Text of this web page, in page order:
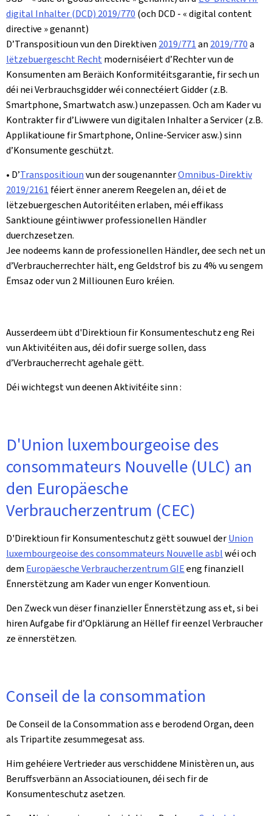
digital Inhalter (DCD) 2019/770 (och DCD - « digital content
directive » genannt)
D’Transpositioun vun den Direktiven 2019/771an 2019/770a
lëtzebuergescht Rechtmoderniséiert d’Rechter vun de
Konsumenten am Beräich Konformitéitsgarantie, fir sech un
déi nei Verbrauchsgidder wéi connectéiert Gidder (z.B.
Smartphone, Smartwatch asw.) unzepassen. Och am Kader vu
Kontrakter fir d’Liwwere vun digitalen Inhalter a Servicer (z.B.
Applikatioune fir Smartphone, Online-Servicer asw.) sinn
d’Konsumente geschützt.
• D’Transpositiounvun der sougenannterOmnibus-Direktiv
2019/2161 féiert ënner anerem Reegelen an, déi et de
lëtzebuergeschen Autoritéiten erlaben, méi effikass
Sanktioune géintiwwer professionellen Händler
duerchzesetzen.
Jee nodeems kann de professionellen Händler, dee sech net un
d’Verbraucherrechter hält, eng Geldstrof bis zu 4% vu sengem
Ëmsaz oder vun 2 Milliounen Euro kréien.
Ausserdeem übt d'Direktioun fir Konsumenteschutz eng Rei
vun Aktivitéiten aus, déi dofir suerge sollen, dass
d’Verbraucherrecht agehale gëtt.
Déi wichtegst vun deenen Aktivitéite sinn :
D'Union luxembourgeoise des
consommateurs Nouvelle (ULC) an
den Europäesche
Verbraucherzentrum (CEC)
D'Direktioun fir Konsumenteschutz gëtt souwuel derUnion
luxembourgeoise des consommateurs Nouvelle asblwéi och
dem Europäesche Verbraucherzentrum GIEeng finanziell
Ënnerstëtzung am Kader vun enger Konventioun.
Den Zweck vun dëser finanzieller Ënnerstëtzung ass et, si bei
hiren Aufgabe fir d’Opklärung an Hëllef fir eenzel Verbraucher
ze ënnerstëtzen.
Conseil de la consommation
De Conseil de la Consommation ass e berodend Organ, deen
als Tripartite zesummegesat ass.
Him gehéiere Vertrieder aus verschiddene Ministèren un, aus
Beruffsverbänn an Associatiounen, déi sech fir de
Konsumenteschutz asetzen.